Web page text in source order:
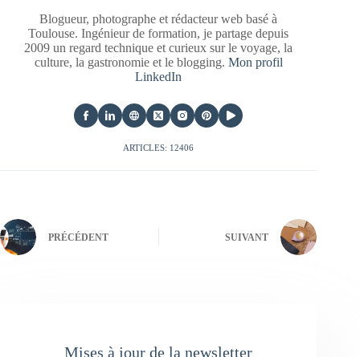
Blogueur, photographe et rédacteur web basé à
Toulouse. Ingénieur de formation, je partage depuis
2009 un regard technique et curieux sur le voyage, la
culture, la gastronomie et le blogging. Mon profil
LinkedIn
ARTICLES: 12406
PRÉCÉDENT SUIVANT
Mises à jour de la newsletter